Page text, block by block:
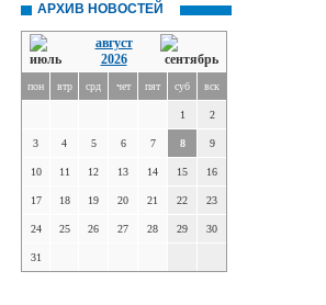
АРХИВ НОВОСТЕЙ
август
2026
пон втр срд чет пят суб вск
1 2
3 4 5 6 7 8 9
10 11 12 13 14 15 16
17 18 19 20 21 22 23
24 25 26 27 28 29 30
31